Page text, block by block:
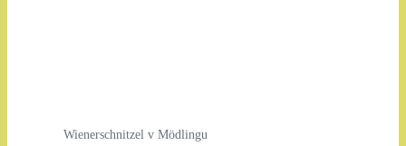
Wienerschnitzel v Mödlingu